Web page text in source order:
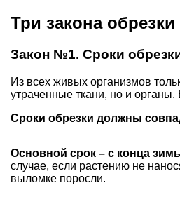
Три закона
Закон №1. Сроки
Из всех живых организмов
утраченные ткани, но и
Сроки обрезки должны
Основной срок – с конца
случае, если растению не
выломке поросли.